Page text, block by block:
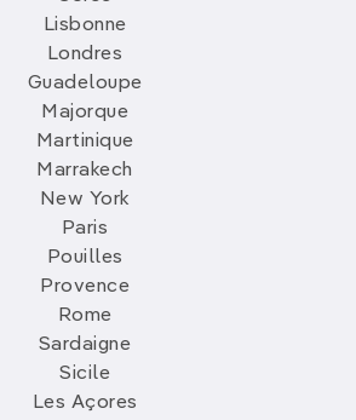
Lisbonne
Londres
Guadeloupe
Majorque
Martinique
Marrakech
New York
Paris
Pouilles
Provence
Rome
Sardaigne
Sicile
Les Açores